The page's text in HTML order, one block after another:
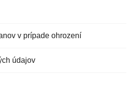
v prípade ohrození
údajov